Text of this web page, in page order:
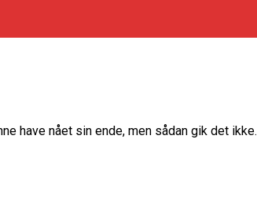
Hos Rabbits
have nået sin ende, men sådan gik det ikke.